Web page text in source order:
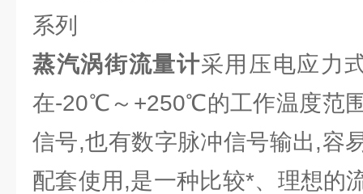
系列
蒸汽涡街流量计采用压电应力
在-20℃～+250℃的工作温度范
信号,也有数字脉冲信号输出,容
配套使用,是一种比较*、理想的